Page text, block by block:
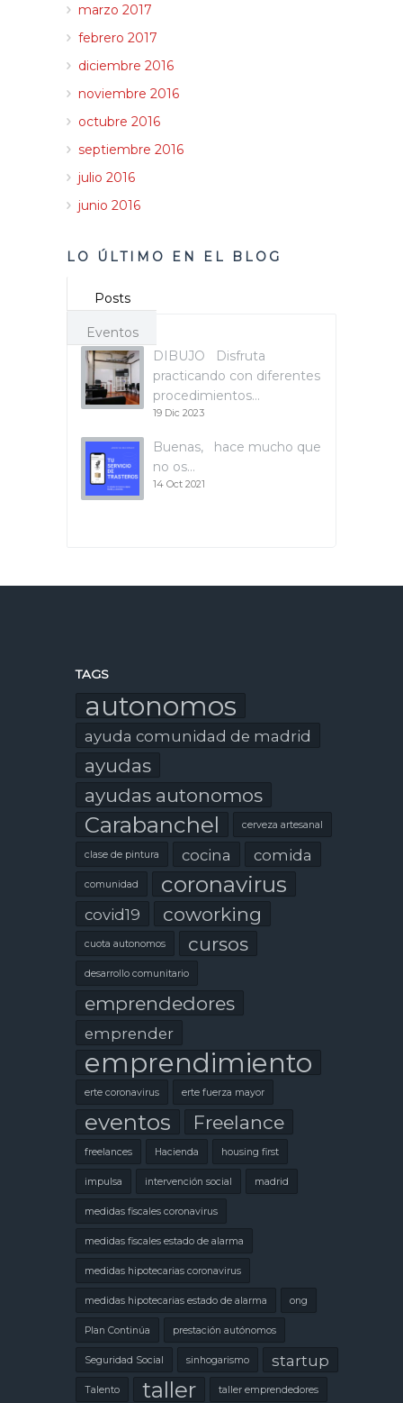
marzo 2017
febrero 2017
diciembre 2016
noviembre 2016
octubre 2016
septiembre 2016
julio 2016
junio 2016
LO ÚLTIMO EN EL BLOG
Posts
Eventos
DIBUJO Disfruta
practicando con diferentes
procedimientos…
19 Dic 2023
Buenas, hace mucho que
no os…
14 Oct 2021
TAGS
autonomos
ayuda comunidad de madrid
ayudas
ayudas autonomos
Carabanchel cerveza artesanal
clase de pintura cocina comida
comunidad coronavirus
covid19 coworking
cuota autonomos cursos
desarrollo comunitario
emprendedores
emprender
emprendimiento
erte coronavirus erte fuerza mayor
eventos Freelance
freelances Hacienda housing first
impulsa intervención social madrid
medidas fiscales coronavirus
medidas fiscales estado de alarma
medidas hipotecarias coronavirus
medidas hipotecarias estado de alarma ong
Plan Continúa prestación autónomos
Seguridad Social sinhogarismo startup
Talento taller taller emprendedores